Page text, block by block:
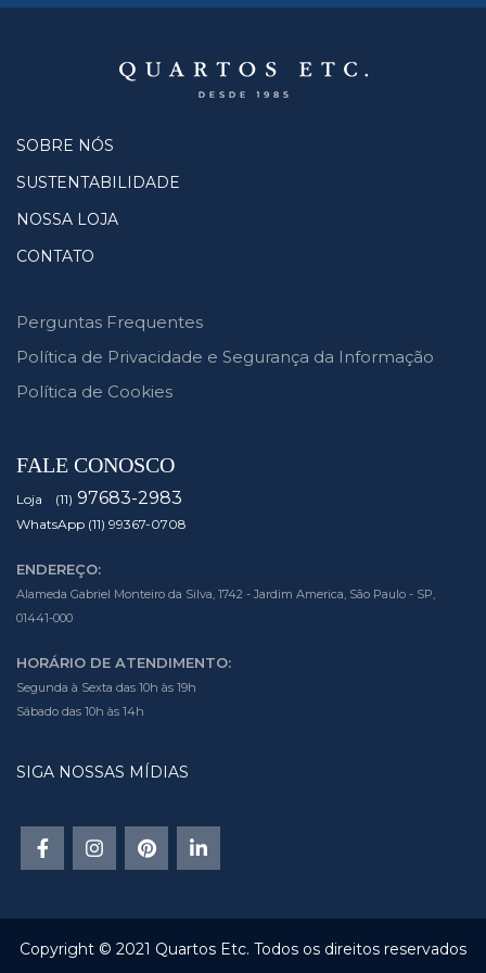
SOBRE NÓS
SUSTENTABILIDADE
NOSSA LOJA
CONTATO
Perguntas Frequentes
Política de Privacidade e Segurança da Informação
Política de Cookies
FALE CONOSCO
Loja (11) 97683-2983
WhatsApp (11) 99367-0708
ENDEREÇO:
Alameda Gabriel Monteiro da Silva, 1742 - Jardim America, São Paulo - SP,
01441-000
HORÁRIO DE ATENDIMENTO:
Segunda à Sexta das 10h às 19h
Sábado das 10h às 14h
SIGA NOSSAS MÍDIAS
Copyright © 2021 Quartos Etc. Todos os direitos reservados